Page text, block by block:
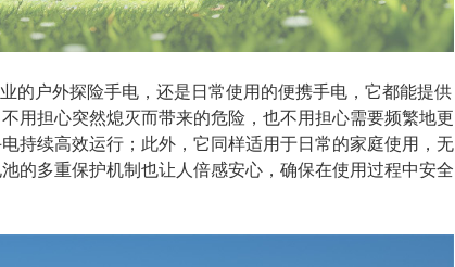
户外探险手电，还是日常使用的便携手电，它都能提供
用担心突然熄灭而带来的危险，也不用担心需要频繁地更
持续高效运行；此外，它同样适用于日常的家庭使用，无
的多重保护机制也让人倍感安心，确保在使用过程中安全